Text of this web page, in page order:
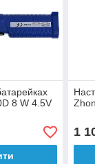
8 W 4.5V
1